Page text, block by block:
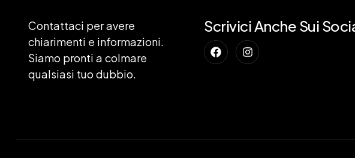
Contattaci per avere
chiarimenti e informazioni.
Siamo pronti a colmare
qualsiasi tuo dubbio.
Scrivici Anche Sui